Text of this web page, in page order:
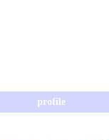
profile